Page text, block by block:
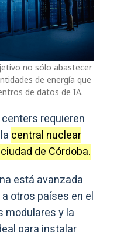
no sólo abastecer
de energía que
de datos de IA.
requieren
central nuclear
de Córdoba.
está avanzada
otros países en el
modulares y la